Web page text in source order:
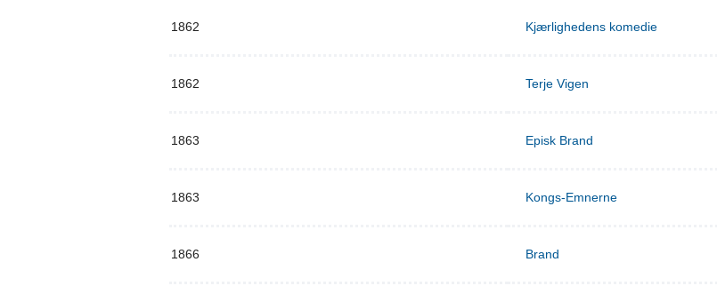
1862 Kjærlighedens komedie
1862 Terje Vigen
1863 Episk Brand
1863 Kongs-Emnerne
1866 Brand